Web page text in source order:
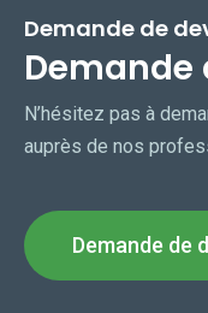
Demande de
Demande
N’hésitez pas à
auprès de nos
Demande de